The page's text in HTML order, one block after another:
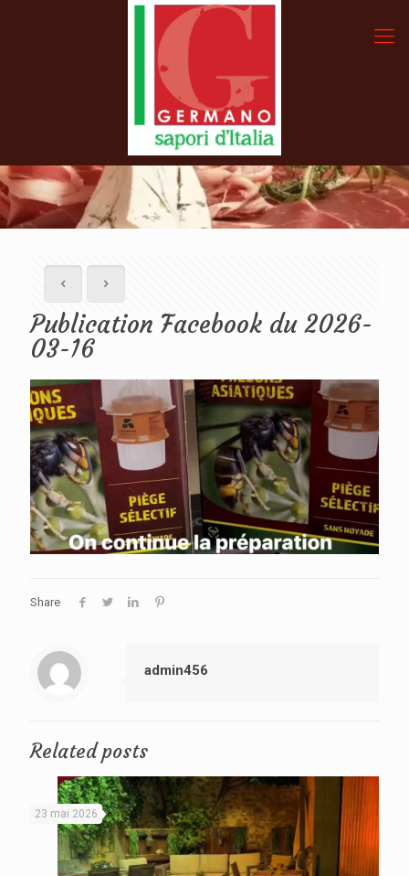
Publication Facebook du 2026-
03-16
Share
admin456
Related posts
23 mai 2026